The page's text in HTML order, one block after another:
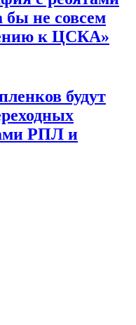
бы не совсем
к ЦСКА»
будут
РПЛ и